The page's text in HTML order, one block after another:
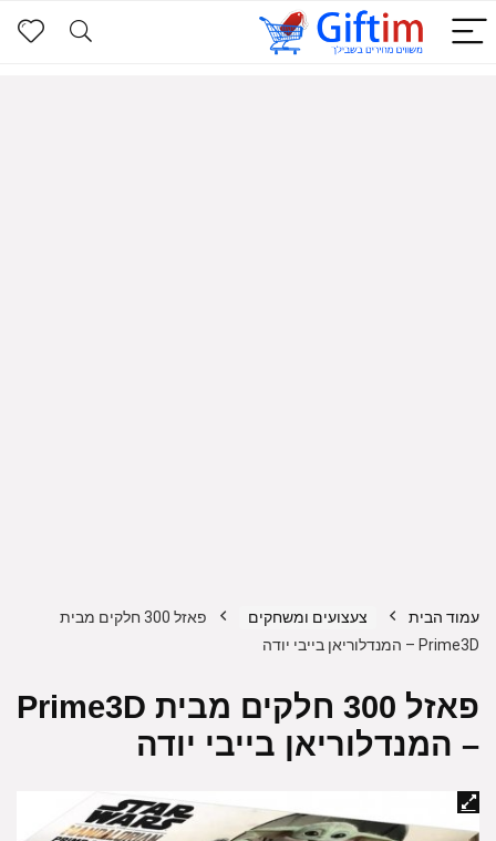
עמוד הבית צעצועים ומשחקים
פאזל 300 חלקים מבית
Prime3D – המנדלוריאן בייבי יודה
פאזל 300 חלקים מבית Prime3D
– המנדלוריאן בייבי יודה